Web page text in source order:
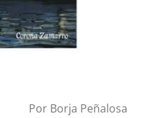
Por Borja Peñalosa